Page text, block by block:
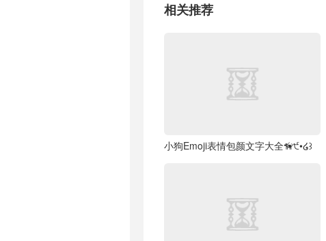
相关推荐
小狗Emoji表情包颜文字大全🦮੯•໒꒱